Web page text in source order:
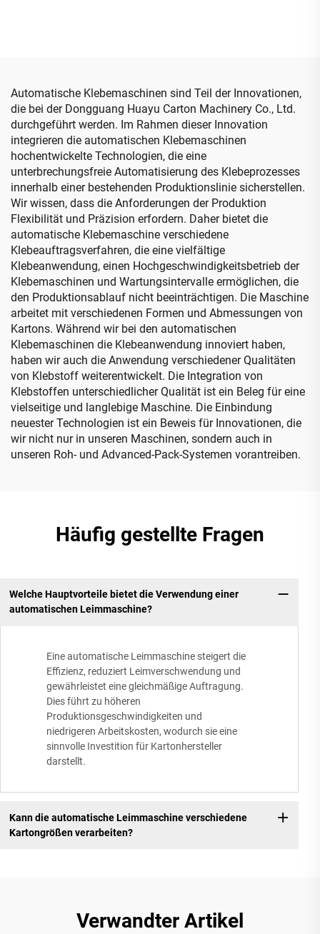
Automatische Klebemaschinen sind Teil der Innovationen,
die bei der Dongguang Huayu Carton Machinery Co., Ltd.
durchgeführt werden. Im Rahmen dieser Innovation
integrieren die automatischen Klebemaschinen
hochentwickelte Technologien, die eine
unterbrechungsfreie Automatisierung des Klebeprozesses
innerhalb einer bestehenden Produktionslinie sicherstellen.
Wir wissen, dass die Anforderungen der Produktion
Flexibilität und Präzision erfordern. Daher bietet die
automatische Klebemaschine verschiedene
Klebeauftragsverfahren, die eine vielfältige
Klebeanwendung, einen Hochgeschwindigkeitsbetrieb der
Klebemaschinen und Wartungsintervalle ermöglichen, die
den Produktionsablauf nicht beeinträchtigen. Die Maschine
arbeitet mit verschiedenen Formen und Abmessungen von
Kartons. Während wir bei den automatischen
Klebemaschinen die Klebeanwendung innoviert haben,
haben wir auch die Anwendung verschiedener Qualitäten
von Klebstoff weiterentwickelt. Die Integration von
Klebstoffen unterschiedlicher Qualität ist ein Beleg für eine
vielseitige und langlebige Maschine. Die Einbindung
neuester Technologien ist ein Beweis für Innovationen, die
wir nicht nur in unseren Maschinen, sondern auch in
unseren Roh- und Advanced-Pack-Systemen vorantreiben.
Häufig gestellte Fragen
Welche Hauptvorteile bietet die Verwendung einer
automatischen Leimmaschine?
Eine automatische Leimmaschine steigert die
Effizienz, reduziert Leimverschwendung und
gewährleistet eine gleichmäßige Auftragung.
Dies führt zu höheren
Produktionsgeschwindigkeiten und
niedrigeren Arbeitskosten, wodurch sie eine
sinnvolle Investition für Kartonhersteller
darstellt.
Kann die automatische Leimmaschine verschiedene
Kartongrößen verarbeiten?
Verwandter Artikel